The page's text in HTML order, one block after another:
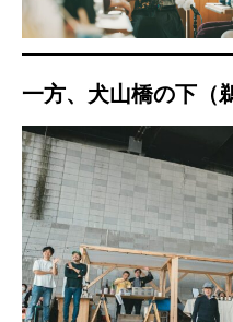
かかみがはら暮らし委員会とは？
一方、犬山橋の下（